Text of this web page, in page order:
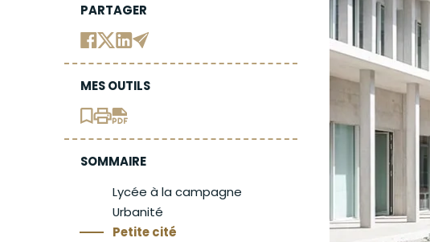
PARTAGER
MES OUTILS
SOMMAIRE
Lycée à la campagne
Urbanité
Petite cité